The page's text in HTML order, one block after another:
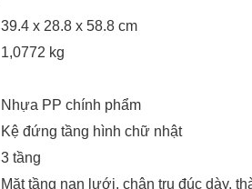
39.4 x 28.8 x 58.8 cm
1,0772 kg
Nhựa PP chính phẩm
Kệ đứng tầng hình chữ nhật
3 tầng
Mặt tầng nan lưới, chân trụ đúc dày,